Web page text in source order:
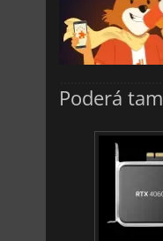
Poderá